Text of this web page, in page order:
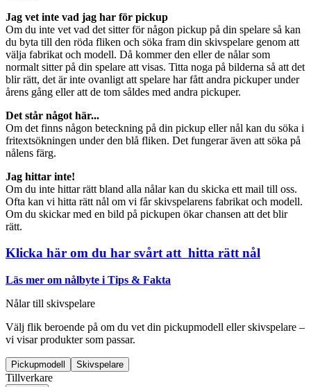
Jag vet inte vad jag har för pickup
Om du inte vet vad det sitter för någon pickup på din spelare så kan
du byta till den röda fliken och söka fram din skivspelare genom att
välja fabrikat och modell. Då kommer den eller de nålar som
normalt sitter på din spelare att visas. Titta noga på bilderna så att det
blir rätt, det är inte ovanligt att spelare har fått andra pickuper under
årens gång eller att de tom såldes med andra pickuper.
Det står något här...
Om det finns någon beteckning på din pickup eller nål kan du söka i
fritextsökningen under den blå fliken. Det fungerar även att söka på
nålens färg.
Jag hittar inte!
Om du inte hittar rätt bland alla nålar kan du skicka ett mail till oss.
Ofta kan vi hitta rätt nål om vi får skivspelarens fabrikat och modell.
Om du skickar med en bild på pickupen ökar chansen att det blir
rätt.
Klicka här om du har svårt att hitta rätt nål
Läs mer om nålbyte i Tips & Fakta
Nålar till skivspelare
Välj flik beroende på om du vet din pickupmodell eller skivspelare –
vi visar produkter som passar.
Pickupmodell Skivspelare
Tillverkare